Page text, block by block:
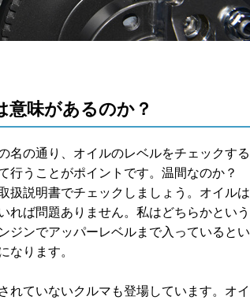
味があるのか？
名の通り、オイルのレベルをチェックする
行うことがポイントです。温間なのか？
説明書でチェックしましょう。オイルは
れば問題ありません。私はどちらかという
ジンでアッパーレベルまで入っているとい
なります。
れていないクルマも登場しています。オイ